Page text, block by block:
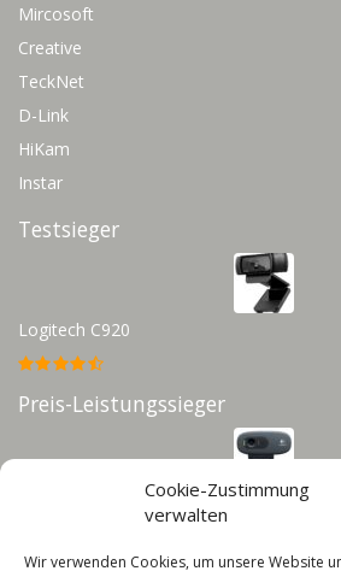
Cookie-Zustimmung
verwalten
Wir verwenden Cookies, um unsere Website
Mircosoft
Creative
TeckNet
D-Link
HiKam
Instar
Testsieger
Logitech C920
Preis-Leistungssieger